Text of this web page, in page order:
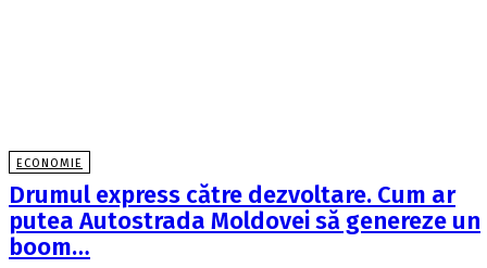
ECONOMIE
Drumul express către dezvoltare. Cum ar
putea Autostrada Moldovei să genereze un
boom…